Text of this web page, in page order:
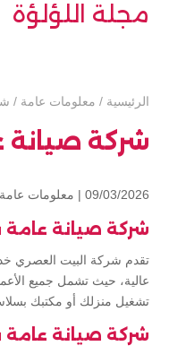
مجلة اللؤلؤة
الرئيسية / معلومات عامة /
شركة
09/03/2026 | معلومات عامة
شركة صيانة
تقدم شركة البيت العصري
عالية، حيث تشمل جميع
تشغيل منزلك أو مكتبك
شركة صيانة عامة